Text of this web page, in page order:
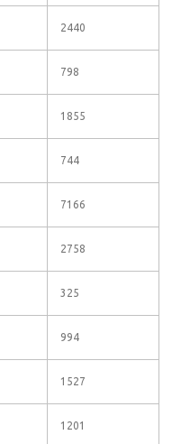
2440
798
1855
744
7166
2758
325
994
1527
1201